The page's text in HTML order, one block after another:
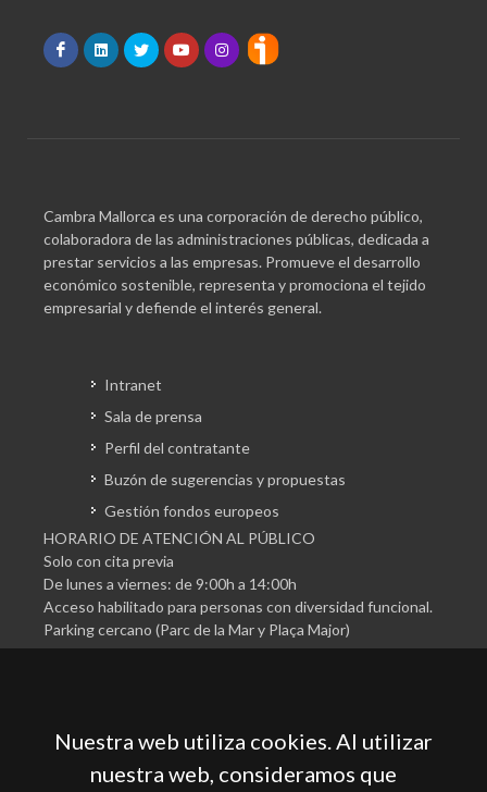
Cambra Mallorca es una corporación de derecho público,
colaboradora de las administraciones públicas, dedicada a
prestar servicios a las empresas. Promueve el desarrollo
económico sostenible, representa y promociona el tejido
empresarial y defiende el interés general.
Intranet
Sala de prensa
Perfil del contratante
Buzón de sugerencias y propuestas
Gestión fondos europeos
HORARIO DE ATENCIÓN AL PÚBLICO
Solo con cita previa
De lunes a viernes: de 9:00h a 14:00h
Acceso habilitado para personas con diversidad funcional.
Parking cercano (Parc de la Mar y Plaça Major)
Nuestra web utiliza cookies. Al utilizar
nuestra web, consideramos que